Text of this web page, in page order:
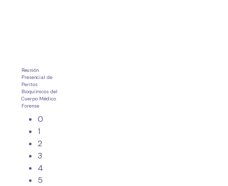
Reunión
Presencial de
Peritos
Bioquímicos del
Cuerpo Médico
Forense
0
1
2
3
4
5